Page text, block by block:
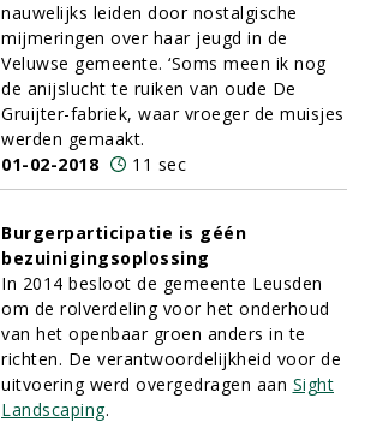
nauwelijks leiden door nostalgische
mijmeringen over haar jeugd in de
Veluwse gemeente. ‘Soms meen ik nog
de anijslucht te ruiken van oude De
Gruijter-fabriek, waar vroeger de muisjes
werden gemaakt.
01-02-2018
11 sec
Burgerparticipatie is géén
bezuinigingsoplossing
In 2014 besloot de gemeente Leusden
om de rolverdeling voor het onderhoud
van het openbaar groen anders in te
richten. De verantwoordelijkheid voor de
uitvoering werd overgedragen aan Sight
Landscaping.